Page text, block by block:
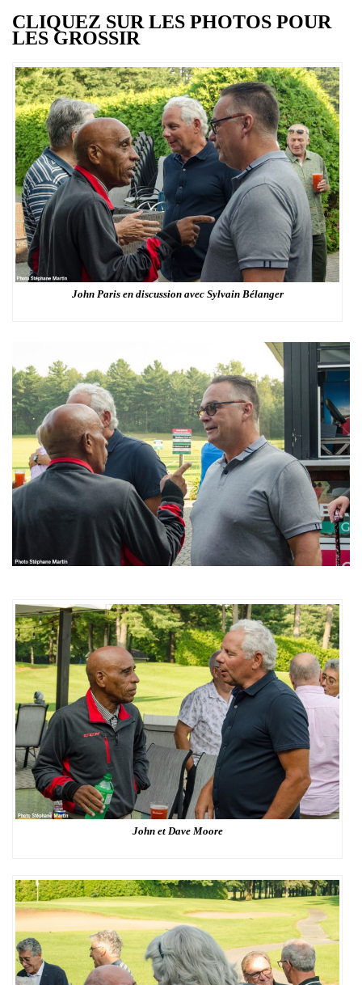
CLIQUEZ SUR LES PHOTOS POUR
LES GROSSIR
John Paris en discussion avec Sylvain Bélanger
John et Dave Moore